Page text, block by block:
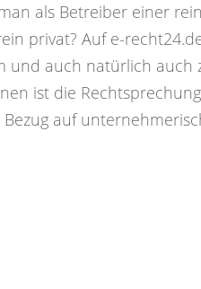
als Betreiber einer
privat? Auf e-
und auch natürlich auch
ist die
auf